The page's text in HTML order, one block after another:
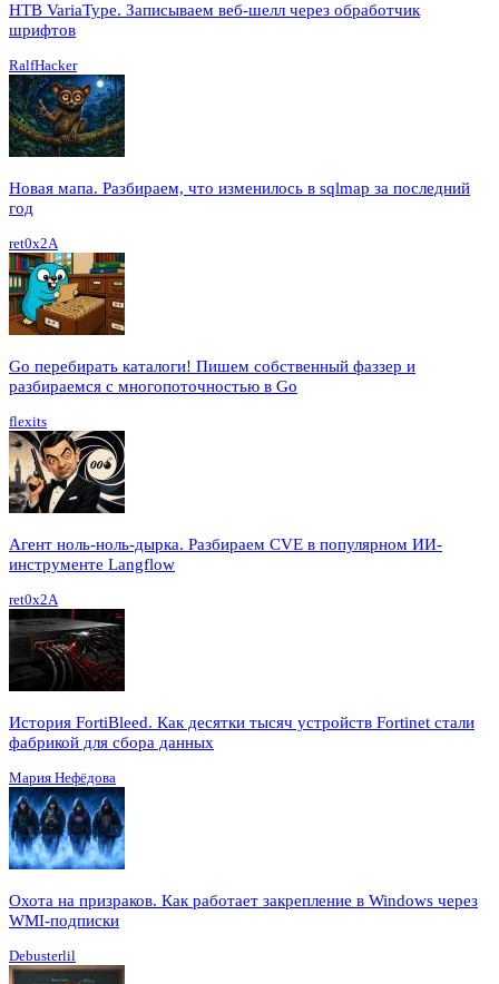
HTB VariaType. Записываем веб-шелл через обработчик
шрифтов
RalfHacker
Новая мапа. Разбираем, что изменилось в sqlmap за последний
год
ret0x2A
Go перебирать каталоги! Пишем собственный фаззер и
разбираемся с многопоточностью в Go
flexits
Агент ноль-ноль-дырка. Разбираем CVE в популярном ИИ-
инструменте Langflow
ret0x2A
История FortiBleed. Как десятки тысяч устройств Fortinet стали
фабрикой для сбора данных
Мария Нефёдова
Охота на призраков. Как работает закрепление в Windows через
WMI-подписки
Debusterlil